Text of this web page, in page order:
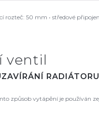
50 mm • středové
ventil
způsob vytápění je